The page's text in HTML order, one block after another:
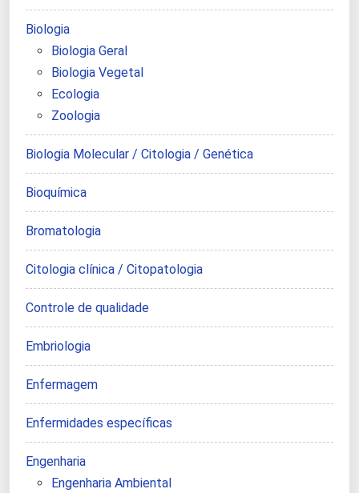
Biologia
Biologia Geral
Biologia Vegetal
Ecologia
Zoologia
Biologia Molecular / Citologia / Genética
Bioquímica
Bromatologia
Citologia clínica / Citopatologia
Controle de qualidade
Embriologia
Enfermagem
Enfermidades específicas
Engenharia
Engenharia Ambiental